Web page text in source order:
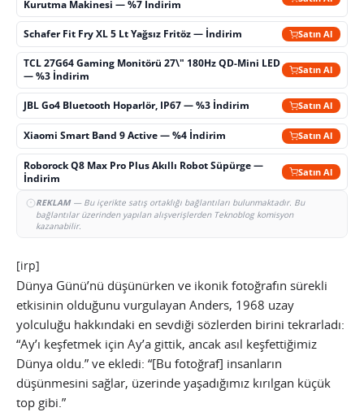
Kurutma Makinesi — %7 İndirim
Schafer Fit Fry XL 5 Lt Yağsız Fritöz — İndirim Satın Al
TCL 27G64 Gaming Monitörü 27\" 180Hz QD-Mini LED
— %3 İndirim
Satın Al
JBL Go4 Bluetooth Hoparlör, IP67 — %3 İndirim Satın Al
Xiaomi Smart Band 9 Active — %4 İndirim Satın Al
Roborock Q8 Max Pro Plus Akıllı Robot Süpürge —
İndirim
Satın Al
REKLAM— Bu içerikte satış ortaklığı bağlantıları bulunmaktadır. Bu
bağlantılar üzerinden yapılan alışverişlerden Teknoblog komisyon
kazanabilir.
[irp]
Dünya Günü’nü düşünürken ve ikonik fotoğrafın sürekli
etkisinin olduğunu vurgulayan Anders, 1968 uzay
yolculuğu hakkındaki en sevdiği sözlerden birini tekrarladı:
“Ay’ı keşfetmek için Ay’a gittik, ancak asıl keşfettiğimiz
Dünya oldu.” ve ekledi: “[Bu fotoğraf] insanların
düşünmesini sağlar, üzerinde yaşadığımız kırılgan küçük
top gibi.”